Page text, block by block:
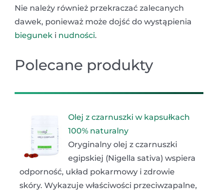
Nie należy również przekraczać zalecanych
dawek, ponieważ może dojść do wystąpienia
biegunek i nudności.
Polecane produkty
Olej z czarnuszki w kapsułkach
100% naturalny
Oryginalny olej z czarnuszki
egipskiej (Nigella sativa) wspiera
odporność, układ pokarmowy i zdrowie
skóry. Wykazuje właściwości przeciwzapalne,